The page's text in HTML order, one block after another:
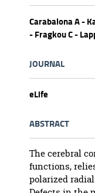
Carabalona A -
- Fragkou C -
JOURNAL
eLife
ABSTRACT
The cerebral
functions,
polarized